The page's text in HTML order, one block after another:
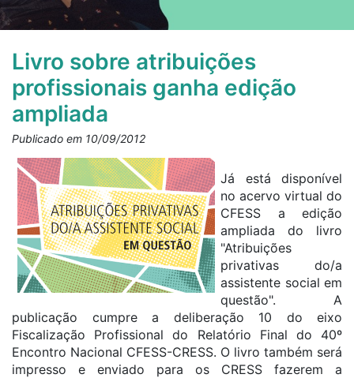
Livro sobre atribuições
profissionais ganha edição
ampliada
Publicado em 10/09/2012
Já está disponível
no acervo virtual do
CFESS a edição
ampliada do livro
"Atribuições
privativas do/a
assistente social em
questão". A
publicação cumpre a deliberação 10 do eixo
Fiscalização Profissional do Relatório Final do 40º
Encontro Nacional CFESS-CRESS. O livro também será
impresso e enviado para os CRESS fazerem a